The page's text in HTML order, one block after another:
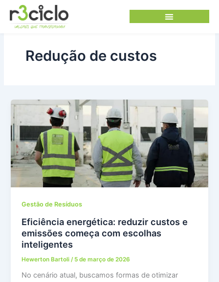
para
Redução de custos
Gestão de Resíduos
Eficiência energética: reduzir custos e
emissões começa com escolhas
inteligentes
Hewerton Bartoli / 5 de março de 2026
No cenário atual, buscamos formas de otimizar